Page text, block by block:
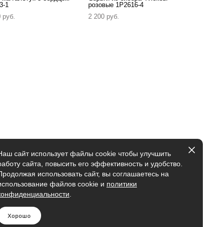
1
pуб.
розовые 1P2616-4
2 200 pуб.
сайт использует файлы cookie чтобы улучшить
сайта, повысить его эффективность и удобство.
использовать сайт, вы соглашаетесь на
файлов cookie и политики
Хорошо